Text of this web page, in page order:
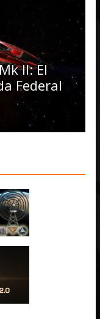
II: El
Federal